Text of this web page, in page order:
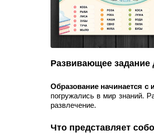
Развивающее задание
Образование начинается с
погружались в мир знаний.
развлечение.
Что представляет